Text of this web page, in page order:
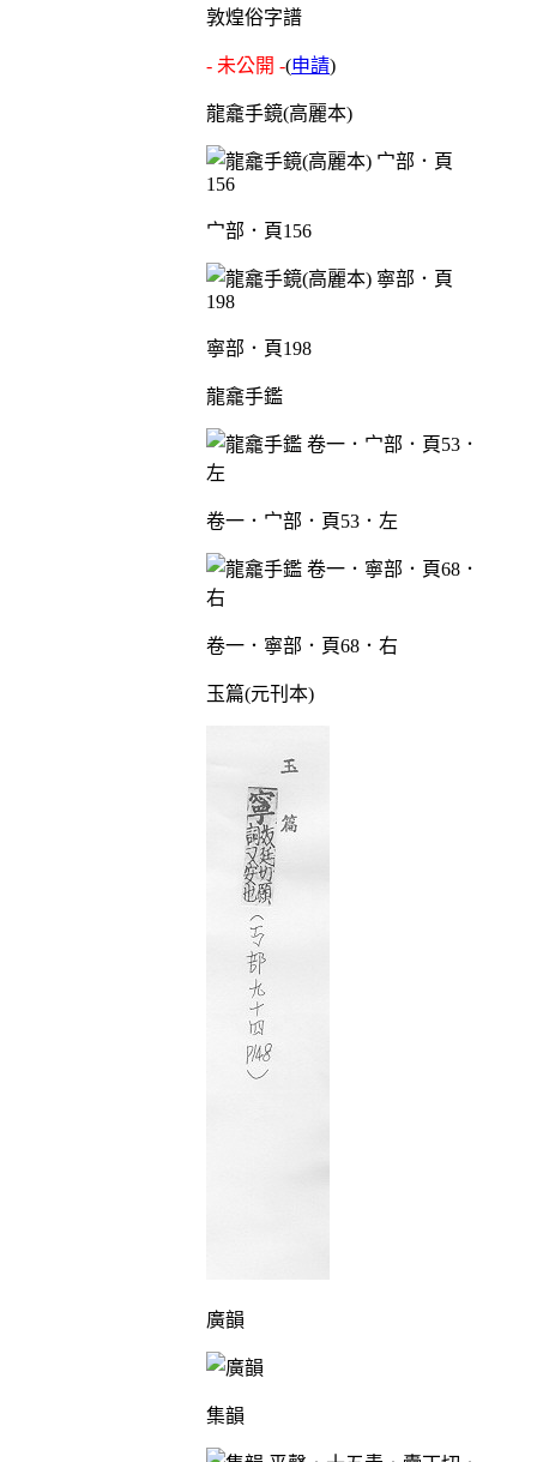
敦煌俗字譜
- 未公開 -(申請)
龍龕手鏡(高麗本)
宀部．頁156
寧部．頁198
龍龕手鑑
卷一．宀部．頁53．左
卷一．寧部．頁68．右
玉篇(元刊本)
廣韻
集韻